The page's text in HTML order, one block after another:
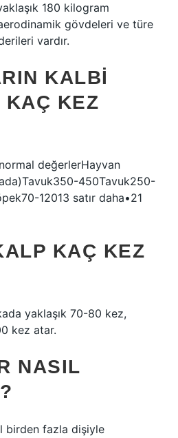
180 kilogram
aerodinamik gövdeleri ve türe
vardır.
KALBI
KAÇ KEZ
değerlerHayvan
450Tavuk250-
12013 satır daha•21
KAÇ KEZ
yaklaşık 70-80 kez,
kez atar.
NASIL
birden fazla dişiyle